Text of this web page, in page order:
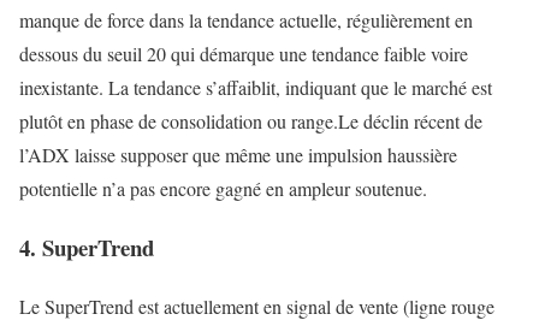
manque de force dans la tendance actuelle, régulièrement en
dessous du seuil 20 qui démarque une tendance faible voire
inexistante. La tendance s’affaiblit, indiquant que le marché est
plutôt en phase de consolidation ou range.Le déclin récent de
l’ADX laisse supposer que même une impulsion haussière
potentielle n’a pas encore gagné en ampleur soutenue.
4. SuperTrend
Le SuperTrend est actuellement en signal de vente (ligne rouge